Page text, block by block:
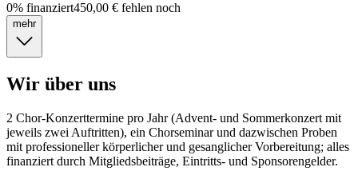
0% finanziert450,00 € fehlen noch
mehr
Wir über uns
2 Chor-Konzerttermine pro Jahr (Advent- und Sommerkonzert mit
jeweils zwei Auftritten), ein Chorseminar und dazwischen Proben
mit professioneller körperlicher und gesanglicher Vorbereitung; alles
finanziert durch Mitgliedsbeiträge, Eintritts- und Sponsorengelder.